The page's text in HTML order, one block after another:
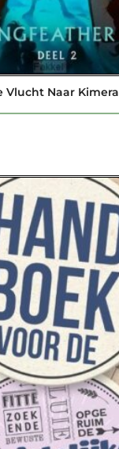
Vlucht Naar Kimera